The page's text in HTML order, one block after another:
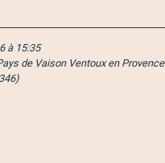
à 15:35
de Vaison Ventoux en Provence
)